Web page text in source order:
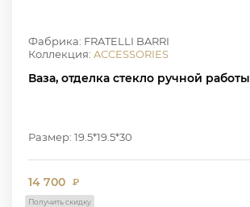
Фабрика: FRATELLI BARRI
Коллекция: ACCESSORIES
Ваза, отделка стекло ручной работы
Размер: 19.5*19.5*30
14 700 ₽
Получить скидку